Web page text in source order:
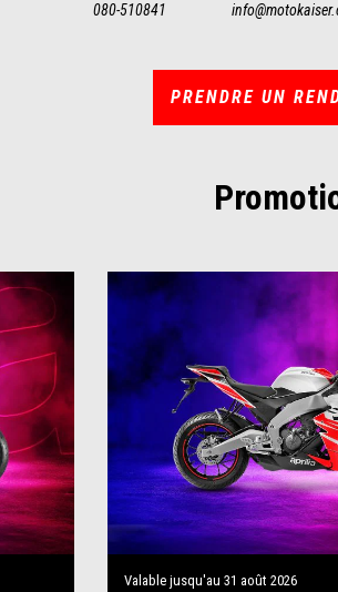
080-510841
PRENDRE UN
Valable jusqu'au 31 août 2026